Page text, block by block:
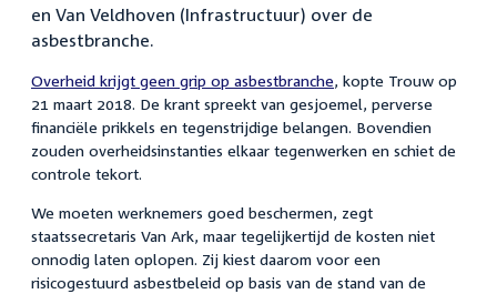
en Van Veldhoven (Infrastructuur) over de
asbestbranche.
Overheid krijgt geen grip op asbestbranche, kopte Trouw op
21 maart 2018. De krant spreekt van gesjoemel, perverse
financiële prikkels en tegenstrijdige belangen. Bovendien
zouden overheidsinstanties elkaar tegenwerken en schiet de
controle tekort.
We moeten werknemers goed beschermen, zegt
staatssecretaris Van Ark, maar tegelijkertijd de kosten niet
onnodig laten oplopen. Zij kiest daarom voor een
risicogestuurd asbestbeleid op basis van de stand van de